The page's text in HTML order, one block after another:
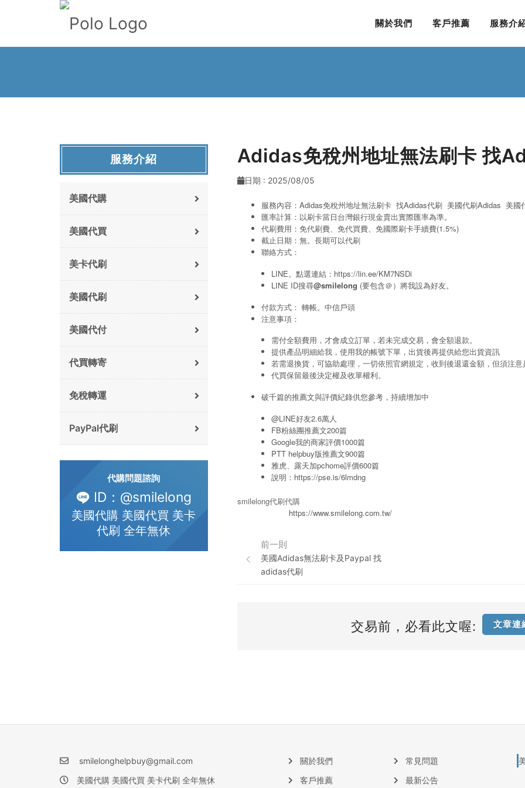
關於我們 客戶推薦 服務介
Adidas免稅州地址無法刷卡 找
日期 : 2025/08/05
服務內容：Adidas免稅州地址無法刷卡 找Adidas代刷 美國代刷Adidas 美國
匯率計算：以刷卡當日台灣銀行現金賣出實際匯率為準。
代刷費用：免代刷費、免代買費、免國際刷卡手續費(1.5%)
截止日期：無。長期可以代刷
聯絡方式：
LINE。點選連結： https://lin.ee/KM7NSDi
LINE ID搜尋@smilelong (要包含＠）將我設為好友。
付款方式： 轉帳。中信戶頭
注意事項：
需付全額費用，才會成立訂單，若未完成交易，會全額退款。
提供產品明細給我，使用我的帳號下單，出貨後再提供給您出貨資訊
若需退換貨，可協助處理，一切依照官網規定，收到後退還金額，但須注
代買保留最後決定權及收單權利。
破千篇的推薦文與評價紀錄供您參考，持續增加中
@LINE好友2.6萬人
FB粉絲團推薦文200篇
Google我的商家評價1000篇
PTT helpbuy版推薦文900篇
雅虎、露天加pchome評價600篇
說明： https://pse.is/6lmdng
smilelong代刷代購
https://www.smilelong.com.tw/
前一則
美國Adidas無法刷卡及Paypal 找
adidas代刷
交易前，必看此文喔: 文章連
服務介紹
美國代購
美國代買
美卡代刷
美國代刷
美國代付
代買轉寄
免稅轉運
PayPal代刷
代購問題諮詢
ID：@smilelong
美國代購 美國代買 美卡
代刷 全年無休
smilelonghelpbuy@gmail.com
美國代購 美國代買 美卡代刷 全年無休
關於我們
客戶推薦
常見問題
最新公告